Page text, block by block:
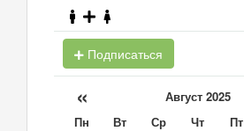
Подписаться
« Август 2025
Пн Вт Ср Чт Пт